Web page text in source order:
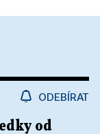
ODEBÍRAT
od